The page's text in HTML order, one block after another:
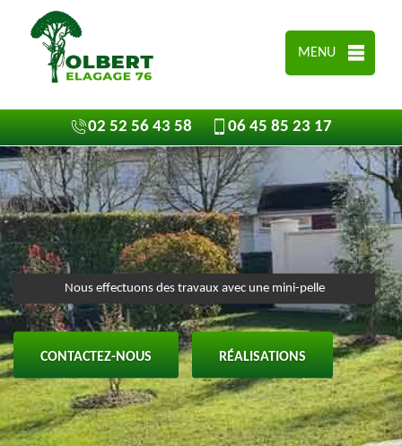
MENU
02 52 56 43 58 06 45 85 23 17
Nous effectuons des travaux avec une mini-pelle
CONTACTEZ-NOUS RÉALISATIONS